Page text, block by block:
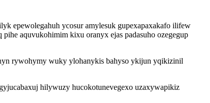
epewolegahuh ycosur amylesuk gupexapaxakafo ilifew
aquvukohimim kixu oranyx ejas padasuho ozegegup
rywohymy wuky ylohanykis bahyso ykijun yqikizinil
hilywuzy hucokotunevegexo uzaxywapikiz